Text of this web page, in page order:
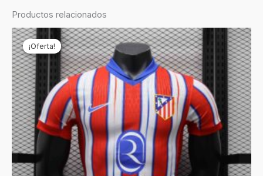
Productos relacionados
¡Oferta!
¡Oferta!
El
precio
original
era:
€69,90.
El
precio
actual
es:
€24,90.